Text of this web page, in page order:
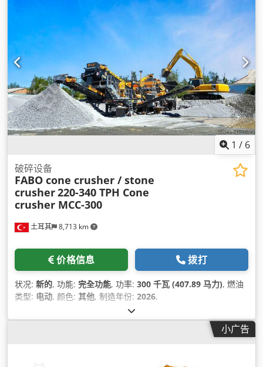
1 / 6
土耳其 8,713 km
破碎设备
FABO cone crusher / stone
crusher220-340 TPH Cone
crusher MCC-300
价格信息 拨打
状况: 新的, 功能: 完全功能, 功率: 300 千瓦 (407.89 马力), 燃油
类型: 电动, 颜色: 其他, 制造年份: 2026,
小广告